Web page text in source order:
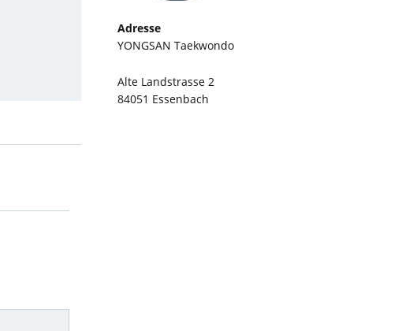
Adresse
YONGSAN Taekwondo
Alte Landstrasse 2
84051 Essenbach